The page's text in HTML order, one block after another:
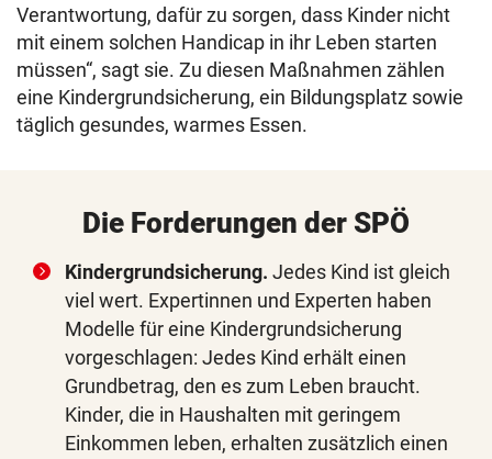
Verantwortung, dafür zu sorgen, dass Kinder nicht
mit einem solchen Handicap in ihr Leben starten
müssen“, sagt sie. Zu diesen Maßnahmen zählen
eine Kindergrundsicherung, ein Bildungsplatz sowie
täglich gesundes, warmes Essen.
Die Forderungen der SPÖ
Kindergrundsicherung. Jedes Kind ist gleich
viel wert. Expertinnen und Experten haben
Modelle für eine Kindergrundsicherung
vorgeschlagen: Jedes Kind erhält einen
Grundbetrag, den es zum Leben braucht.
Kinder, die in Haushalten mit geringem
Einkommen leben, erhalten zusätzlich einen